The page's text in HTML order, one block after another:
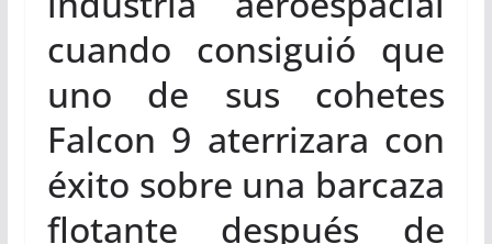
cuando consiguió que
uno de sus cohetes
Falcon 9 aterrizara con
éxito sobre una barcaza
flotante después de